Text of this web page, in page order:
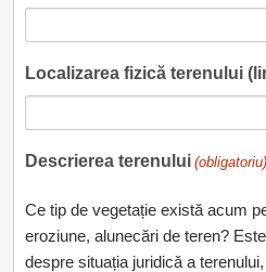
Localizarea fizică terenului
Descrierea terenului (obligatoriu)
Ce tip de vegetație există acum
eroziune, alunecări de teren?
despre situația juridică a